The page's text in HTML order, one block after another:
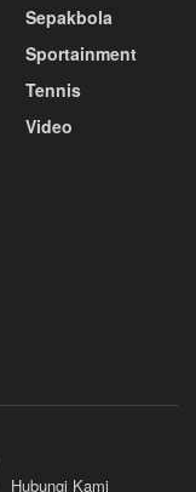
Sepakbola
Sportainment
Tennis
Video
Hubungi Kami